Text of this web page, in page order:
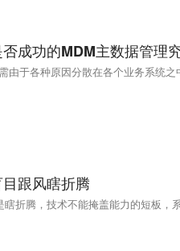
成功的MDM主数据管理
由于各种原因分散在各个业务系统之
跟风瞎折腾
折腾，技术不能掩盖能力的短板，